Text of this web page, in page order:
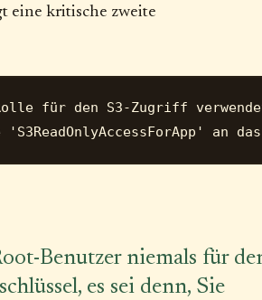
eine kritische zweite
für den S3-Zugriff
Benutzer niemals für
es sei denn, Sie